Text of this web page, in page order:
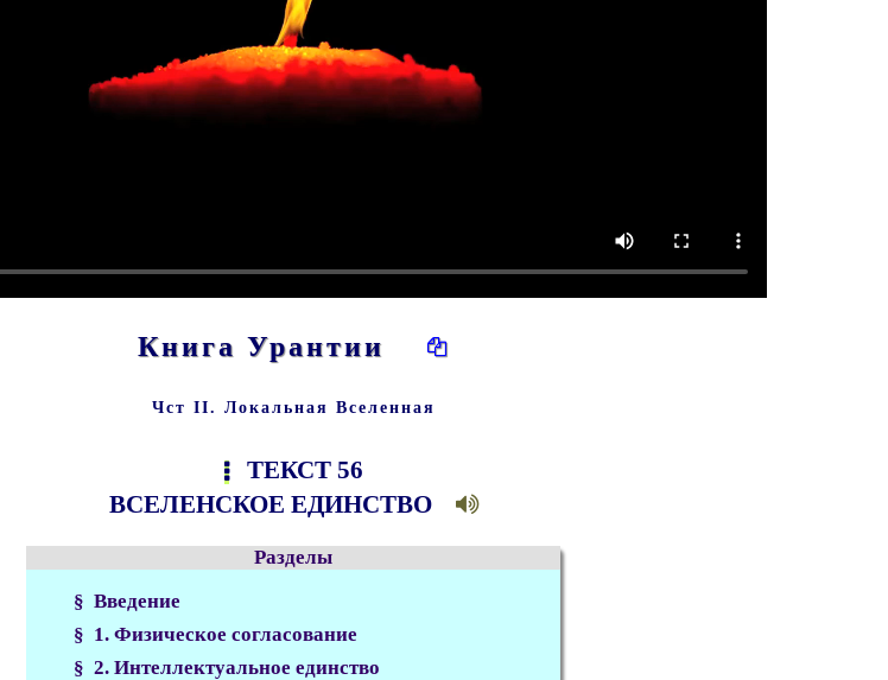
Книга Урантии
Чст II. Локальная Вселенная
ТЕКСТ 56
ВСЕЛЕНСКОЕ ЕДИНСТВО
Разделы
§ Введение
§ 1. Физическое согласование
§ 2. Интеллектуальное единство